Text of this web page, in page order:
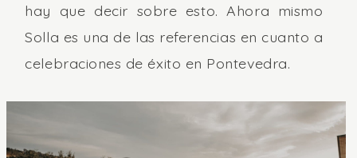
hay que decir sobre esto. Ahora mismo
Solla es una de las referencias en cuanto a
celebraciones de éxito en Pontevedra.